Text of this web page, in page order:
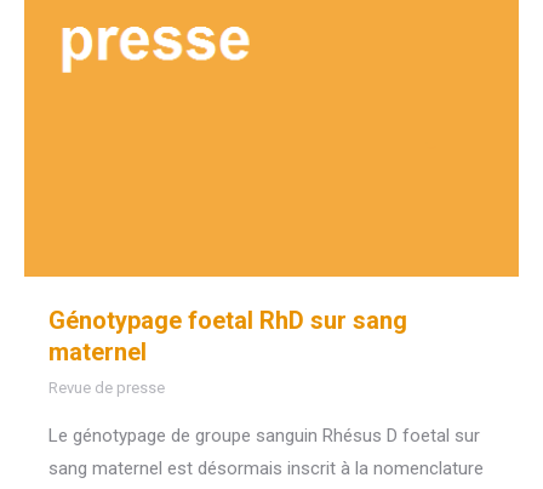
Génotypage foetal RhD sur sang
maternel
Revue de presse
Le génotypage de groupe sanguin Rhésus D foetal sur
sang maternel est désormais inscrit à la nomenclature